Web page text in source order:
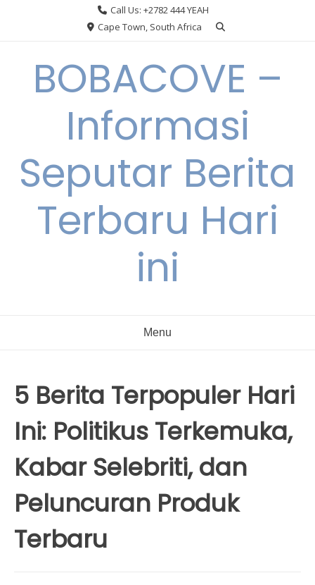
Call Us: +2782 444 YEAH
Cape Town, South Africa
BOBACOVE –
Informasi
Seputar Berita
Terbaru Hari
ini
Menu
5 Berita Terpopuler Hari
Ini: Politikus Terkemuka,
Kabar Selebriti, dan
Peluncuran Produk
Terbaru